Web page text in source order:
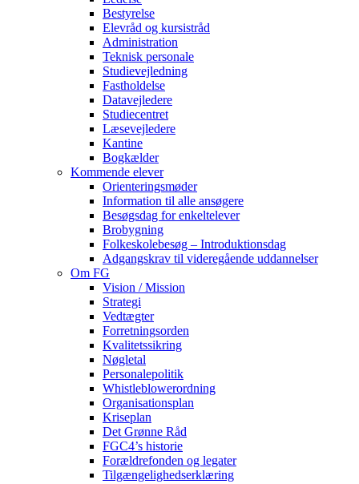
Bestyrelse
Elevråd og kursistråd
Administration
Teknisk personale
Studievejledning
Fastholdelse
Datavejledere
Studiecentret
Læsevejledere
Kantine
Bogkælder
Kommende elever
Orienteringsmøder
Information til alle ansøgere
Besøgsdag for enkeltelever
Brobygning
Folkeskolebesøg – Introduktionsdag
Adgangskrav til videregående uddannelser
Om FG
Vision / Mission
Strategi
Vedtægter
Forretningsorden
Kvalitetssikring
Nøgletal
Personalepolitik
Whistleblowerordning
Organisationsplan
Kriseplan
Det Grønne Råd
FGC4’s historie
Forældrefonden og legater
Tilgængelighedserklæring